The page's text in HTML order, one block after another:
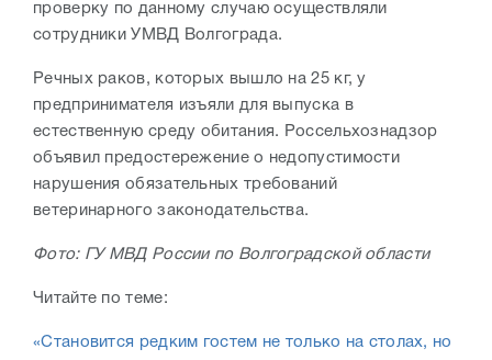
проверку по данному случаю осуществляли
сотрудники УМВД Волгограда.
Речных раков, которых вышло на 25 кг, у
предпринимателя изъяли для выпуска в
естественную среду обитания. Россельхознадзор
объявил предостережение о недопустимости
нарушения обязательных требований
ветеринарного законодательства.
Фото: ГУ МВД России по Волгоградской области
Читайте по теме:
«Становится редким гостем не только на столах, но